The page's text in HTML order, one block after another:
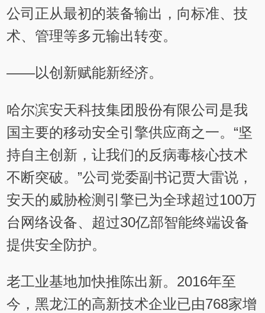
公司正从最初的装备输出，向标准、技
术、管理等多元输出转变。
——以创新赋能新经济。
哈尔滨安天科技集团股份有限公司是我
国主要的移动安全引擎供应商之一。“坚
持自主创新，让我们的反病毒核心技术
不断突破。”公司党委副书记贾大雷说，
安天的威胁检测引擎已为全球超过100万
台网络设备、超过30亿部智能终端设备
提供安全防护。
老工业基地加快推陈出新。2016年至
今，黑龙江的高新技术企业已由768家增